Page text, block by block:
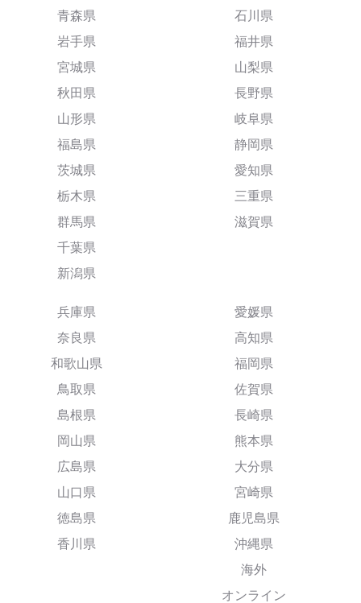
青森県
岩手県
宮城県
秋田県
山形県
福島県
茨城県
栃木県
群馬県
千葉県
新潟県
石川県
福井県
山梨県
長野県
岐阜県
静岡県
愛知県
三重県
滋賀県
兵庫県
奈良県
和歌山県
鳥取県
島根県
岡山県
広島県
山口県
徳島県
香川県
愛媛県
高知県
福岡県
佐賀県
長崎県
熊本県
大分県
宮崎県
鹿児島県
沖縄県
海外
オンライン